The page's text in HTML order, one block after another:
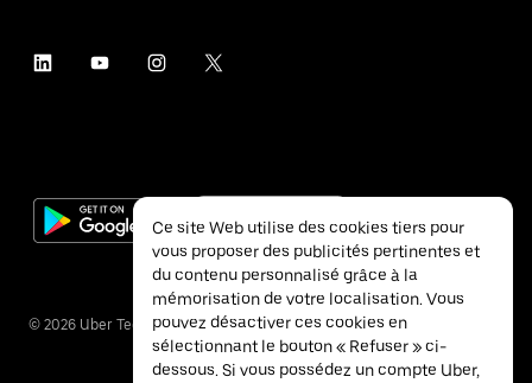
© 2026 Uber Technologies Inc.
Ce site Web utilise des cookies tiers pour
vous proposer des publicités pertinentes et
du contenu personnalisé grâce à la
mémorisation de votre localisation. Vous
pouvez désactiver ces cookies en
sélectionnant le bouton « Refuser » ci-
dessous. Si vous possédez un compte Uber,